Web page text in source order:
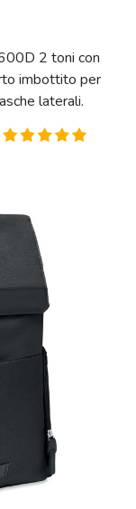
2 toni con
imbottito per
laterali.